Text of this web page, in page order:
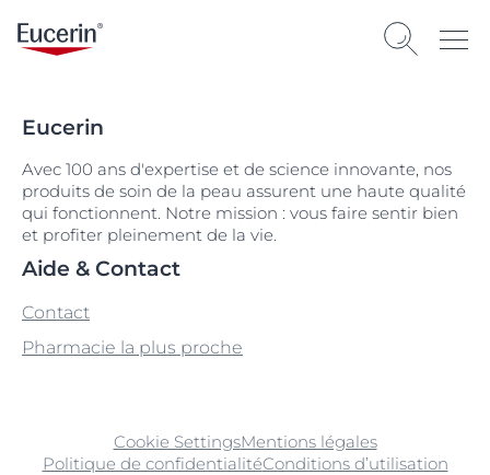
Eucerin
Avec 100 ans d'expertise et de science innovante, nos
produits de soin de la peau assurent une haute qualité
qui fonctionnent. Notre mission : vous faire sentir bien
et profiter pleinement de la vie.
Aide & Contact
Contact
Pharmacie la plus proche
Cookie SettingsMentions légales
Politique de confidentialitéConditions d’utilisation